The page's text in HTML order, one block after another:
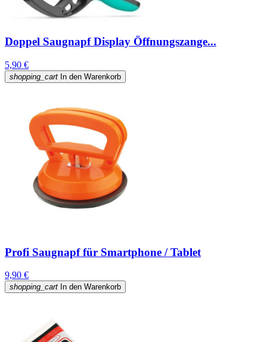
Doppel Saugnapf Display Öffnungszange...
5,90 €
shopping_cart In den Warenkorb
Profi Saugnapf für Smartphone / Tablet
9,90 €
shopping_cart In den Warenkorb